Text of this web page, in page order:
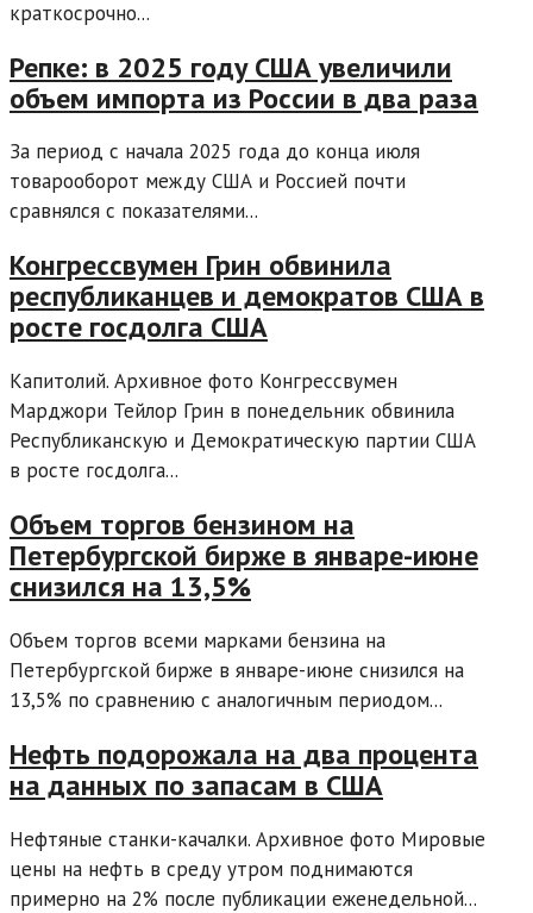
краткосрочно...
Репке: в 2025 году США увеличили
объем импорта из России в два раза
За период с начала 2025 года до конца июля
товарооборот между США и Россией почти
сравнялся с показателями...
Конгрессвумен Грин обвинила
республиканцев и демократов США в
росте госдолга США
Капитолий. Архивное фото Конгрессвумен
Марджори Тейлор Грин в понедельник обвинила
Республиканскую и Демократическую партии США
в росте госдолга...
Объем торгов бензином на
Петербургской бирже в январе-июне
снизился на 13,5%
Объем торгов всеми марками бензина на
Петербургской бирже в январе-июне снизился на
13,5% по сравнению с аналогичным периодом...
Нефть подорожала на два процента
на данных по запасам в США
Нефтяные станки-качалки. Архивное фото Мировые
цены на нефть в среду утром поднимаются
примерно на 2% после публикации еженедельной...